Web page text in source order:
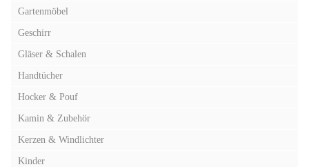
Gartenmöbel
Geschirr
Gläser & Schalen
Handtücher
Hocker & Pouf
Kamin & Zubehör
Kerzen & Windlichter
Kinder